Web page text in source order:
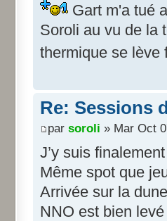
Gart m'a tué
Soroli au vu de la
thermique se lève
Re: Sessions
par soroli » Mar Oct
J’y suis
Même spot que
Arrivée sur la
NNO est bien